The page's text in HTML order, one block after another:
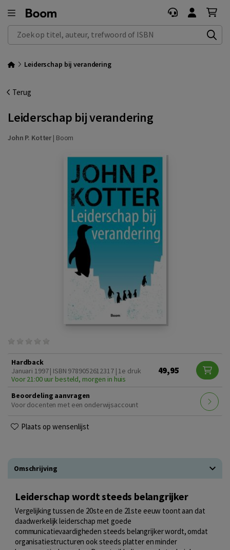
Zoek op titel, auteur, trefwoord of ISBN
Leiderschap bij verandering
Terug
Leiderschap bij verandering
John P. Kotter | Boom
Hardback
Januari 1997 | ISBN 9789052612317 | 1e druk
Voor 21:00 uur besteld, morgen in huis
49,95
Beoordeling aanvragen
Voor docenten met een onderwijsaccount
Plaats op wensenlijst
Omschrijving
Leiderschap wordt steeds belangrijker
Vergelijking tussen de 20ste en de 21ste eeuw toont aan dat
daadwerkelijk leiderschap met goede
communicatievaardigheden steeds belangrijker wordt, omdat
organisatiestructuren ook steeds platter en minder